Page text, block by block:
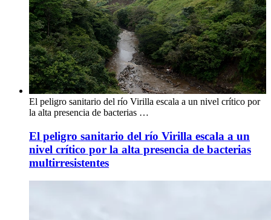
El peligro sanitario del río Virilla escala a un nivel crítico por
la alta presencia de bacterias …
El peligro sanitario del río Virilla escala a un
nivel crítico por la alta presencia de bacterias
multirresistentes